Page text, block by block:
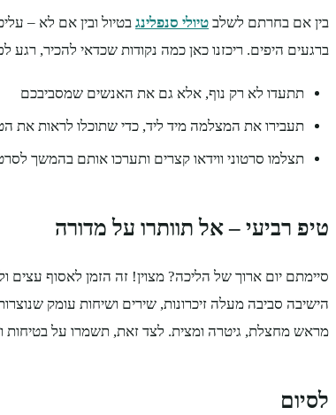
בין אם בחרתם לשלב טיולי סנפלינג בטיול ובין אם לא –
ברגעים היפים. ריכזנו כאן כמה נקודות שכדאי להכיר,
תתעדו לא רק נוף, אלא גם את האנשים שמסביבכם
תעבירו את המצלמה מיד ליד, כדי שתוכלו לראות את
תצלמו סרטוני ווידאו קצרים ותערכו אותם בהמשך
טיפ רביעי – אל תוותרו על מדורה
סיימתם יום ארוך של הליכה? מצוין! זה הזמן לאסוף עצים
הישיבה סביבה מעלה זיכרונות, שירים ושיחות עומק
מראש מחצלת, גיטרה ומצית. לצד זאת, תשמרו על בטיחות
לסיום